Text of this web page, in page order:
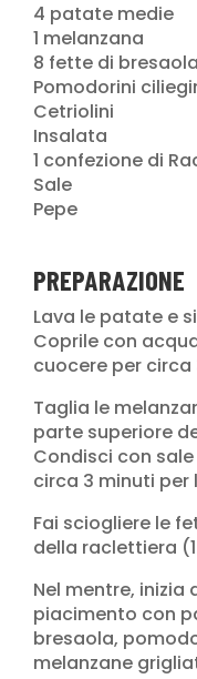
4 patate medie
1 melanzana
8 fette di bresaola
Pomodorini
Cetriolini
Insalata
1 confezione di
Sale
Pepe
PREPARAZIONE
Lava le patate e
Coprile con
cuocere per circa
Taglia le
parte superiore
Condisci con
circa 3 minuti per
Fai sciogliere le
della raclettiera
Nel mentre,
piacimento con
bresaola,
melanzane